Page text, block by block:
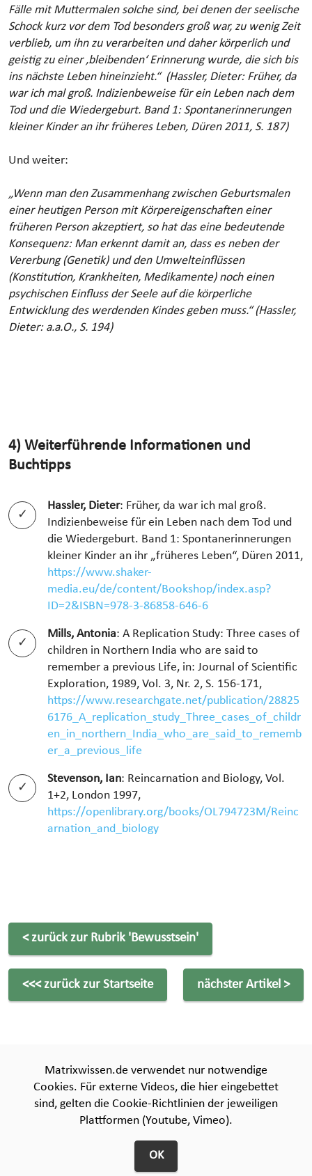
Fälle mit Muttermalen solche sind, bei denen der seelische
Schock kurz vor dem Tod besonders groß war, zu wenig Zeit
verblieb, um ihn zu verarbeiten und daher körperlich und
geistig zu einer ‚bleibenden‘ Erinnerung wurde, die sich bis
ins nächste Leben hineinzieht.“ (Hassler, Dieter: Früher, da
war ich mal groß. Indizienbeweise für ein Leben nach dem
Tod und die Wiedergeburt. Band 1: Spontanerinnerungen
kleiner Kinder an ihr früheres Leben, Düren 2011, S. 187)
Und weiter:
„Wenn man den Zusammenhang zwischen Geburtsmalen
einer heutigen Person mit Körpereigenschaften einer
früheren Person akzeptiert, so hat das eine bedeutende
Konsequenz: Man erkennt damit an, dass es neben der
Vererbung (Genetik) und den Umwelteinflüssen
(Konstitution, Krankheiten, Medikamente) noch einen
psychischen Einfluss der Seele auf die körperliche
Entwicklung des werdenden Kindes geben muss.“ (Hassler,
Dieter: a.a.O., S. 194)
4) Weiterführende Informationen und
Buchtipps
Hassler, Dieter: Früher, da war ich mal groß.
Indizienbeweise für ein Leben nach dem Tod und
die Wiedergeburt. Band 1: Spontanerinnerungen
kleiner Kinder an ihr „früheres Leben“, Düren 2011,
https://www.shaker-
media.eu/de/content/Bookshop/index.asp?
ID=2&ISBN=978-3-86858-646-6
Mills, Antonia: A Replication Study: Three cases of
children in Northern India who are said to
remember a previous Life, in: Journal of Scientific
Exploration, 1989, Vol. 3, Nr. 2, S. 156-171,
https://www.researchgate.net/publication/28825
6176_A_replication_study_Three_cases_of_childr
en_in_northern_India_who_are_said_to_rememb
er_a_previous_life
Stevenson, Ian: Reincarnation and Biology, Vol.
1+2, London 1997,
https://openlibrary.org/books/OL794723M/Reinc
arnation_and_biology
< zurück zur Rubrik 'Bewusstsein'
<<< zurück zur Startseite nächster Artikel >
Über uns Spenden Quellenverzeichnis
Bildnachweise Impressum Archiv
Matrixwissen.de verwendet nur notwendige
Cookies. Für externe Videos, die hier eingebettet
sind, gelten die Cookie-Richtlinien der jeweiligen
Plattformen (Youtube, Vimeo).
OK